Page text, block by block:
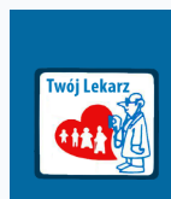
treści